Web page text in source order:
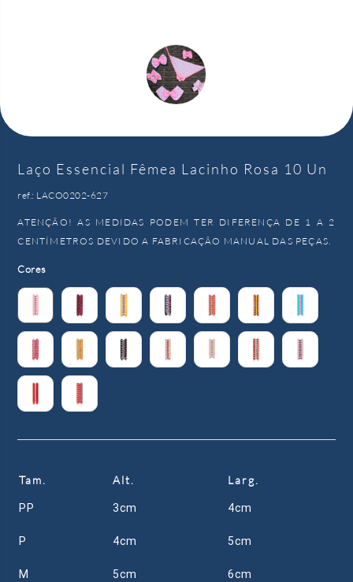
Laço Essencial Fêmea Lacinho Rosa 10 Un
ref.: LACO0202-627
ATENÇÃO! AS MEDIDAS PODEM TER DIFERENÇA DE 1 A 2
CENTÍMETROS DEVIDO A FABRICAÇÃO MANUAL DAS PEÇAS.
Cores
Tam. Alt. Larg.
PP 3cm 4cm
P 4cm 5cm
M 5cm 6cm